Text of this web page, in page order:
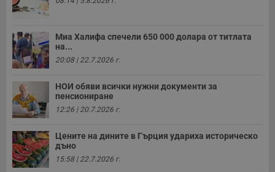
Миа Халифа спечели 650 000 долара от титлата
на...
20:08 | 22.7.2026 г.
НОИ обяви всички нужни документи за
пенсиониране
12:26 | 20.7.2026 г.
Цените на дините в Гърция удариха историческо
дъно
15:58 | 22.7.2026 г.